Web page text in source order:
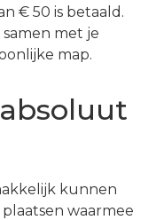
€ 50 is betaald.
met je
map.
kunnen
waarmee